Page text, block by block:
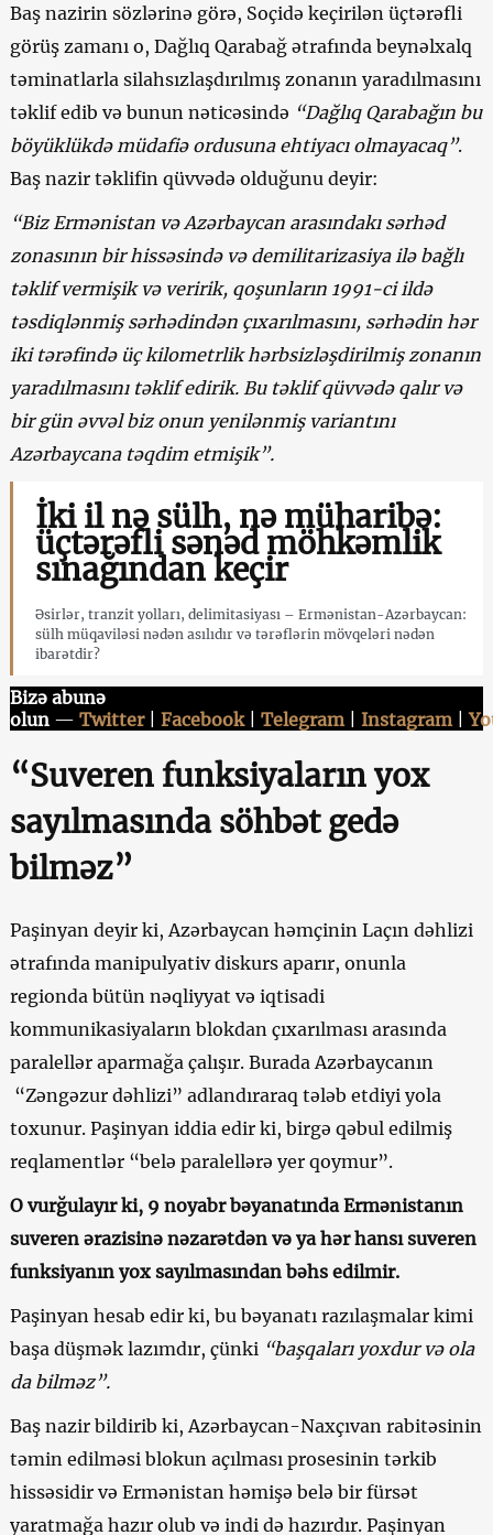
Baş nazirin sözlərinə görə, Soçidə keçirilən üçtərəfli
görüş zamanı o, Dağlıq Qarabağ ətrafında beynəlxalq
təminatlarla silahsızlaşdırılmış zonanın yaradılmasını
təklif edib və bunun nəticəsində “Dağlıq Qarabağın bu
böyüklükdə müdafiə ordusuna ehtiyacı olmayacaq”.
Baş nazir təklifin qüvvədə olduğunu deyir:
“Biz Ermənistan və Azərbaycan arasındakı sərhəd
zonasının bir hissəsində və demilitarizasiya ilə bağlı
təklif vermişik və veririk, qoşunların 1991-ci ildə
təsdiqlənmiş sərhədindən çıxarılmasını, sərhədin hər
iki tərəfində üç kilometrlik hərbsizləşdirilmiş zonanın
yaradılmasını təklif edirik. Bu təklif qüvvədə qalır və
bir gün əvvəl biz onun yenilənmiş variantını
Azərbaycana təqdim etmişik”.
İki il nə sülh, nə müharibə:
üçtərəfli sənəd möhkəmlik
sınağından keçir
Əsirlər, tranzit yolları, delimitasiyası – Ermənistan-Azərbaycan:
sülh müqaviləsi nədən asılıdır və tərəflərin mövqeləri nədən
ibarətdir?
Bizə abunə
olun — Twitter| Facebook| Telegram| Instagram|
“Suveren funksiyaların yox
sayılmasında söhbət gedə
bilməz”
Paşinyan deyir ki, Azərbaycan həmçinin Laçın dəhlizi
ətrafında manipulyativ diskurs aparır, onunla
regionda bütün nəqliyyat və iqtisadi
kommunikasiyaların blokdan çıxarılması arasında
paralellər aparmağa çalışır. Burada Azərbaycanın
“Zəngəzur dəhlizi” adlandıraraq tələb etdiyi yola
toxunur. Paşinyan iddia edir ki, birgə qəbul edilmiş
reqlamentlər “belə paralellərə yer qoymur”.
O vurğulayır ki, 9 noyabr bəyanatında Ermənistanın
suveren ərazisinə nəzarətdən və ya hər hansı suveren
funksiyanın yox sayılmasından bəhs edilmir.
Paşinyan hesab edir ki, bu bəyanatı razılaşmalar kimi
başa düşmək lazımdır, çünki “başqaları yoxdur və ola
da bilməz”.
Baş nazir bildirib ki, Azərbaycan-Naxçıvan rabitəsinin
təmin edilməsi blokun açılması prosesinin tərkib
hissəsidir və Ermənistan həmişə belə bir fürsət
yaratmağa hazır olub və indi də hazırdır. Paşinyan